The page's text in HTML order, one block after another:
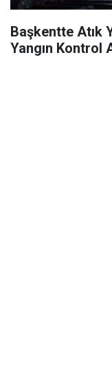
Başkentte Atık
Yangın Kontrol